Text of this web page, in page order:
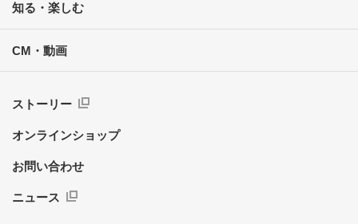
知る・楽しむ
CM・動画
ストーリー
オンラインショップ
お問い合わせ
ニュース